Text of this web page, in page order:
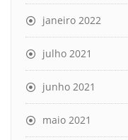
janeiro 2022
julho 2021
junho 2021
maio 2021